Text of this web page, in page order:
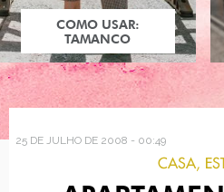
COMO USAR:
TAMANCO
25 DE JULHO DE 2008 - 00:49
CASA,